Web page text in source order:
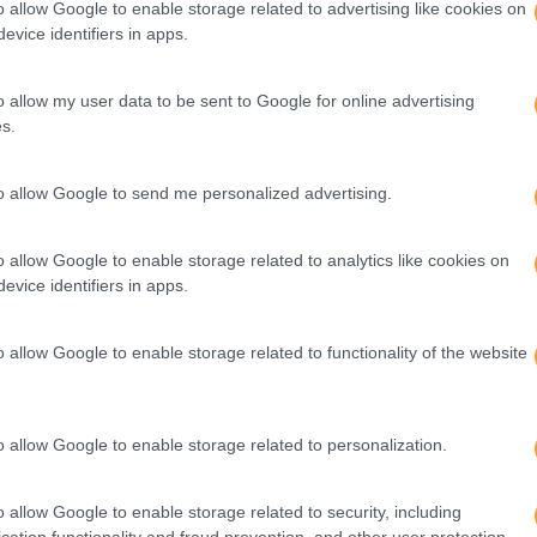
allow Google to enable storage related to advertising like cookies on
identifiers in apps.
allow my user data to be sent to Google for online advertising
allow Google to send me personalized advertising.
allow Google to enable storage related to analytics like cookies on
identifiers in apps.
allow Google to enable storage related to functionality of the website
allow Google to enable storage related to personalization.
allow Google to enable storage related to security, including
de L&D.
e disseminadores da aprendizagem das suas equipas.
dos seus colaboradores e os apoiem a definir metas de
autonomia da equipa e criam um
lideranças e por outro legitimar as
lugar, que estas se aproximem das áreas operacionais
convertam progressivamente em
e
as competências a desenvolver e desta forma (re)criar e
orientados para a ação e adaptados às preferências
valor porque estão alinhados com os objetivos e a
das competências necessárias para apoiar a
aqui. Siga-nos também no LinkedIn